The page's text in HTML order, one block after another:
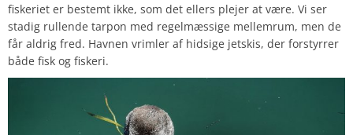
fiskeriet er bestemt ikke, som det ellers plejer at være. Vi ser
stadig rullende tarpon med regelmæssige mellemrum, men de
får aldrig fred. Havnen vrimler af hidsige jetskis, der forstyrrer
både fisk og fiskeri.